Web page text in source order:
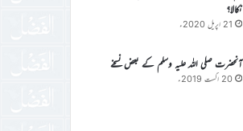
نکالا؟
21 اپریل 2020ء
آنحضرت صلی اللہ علیہ وسلم کے بعض نسخے
20 اگست 2019ء